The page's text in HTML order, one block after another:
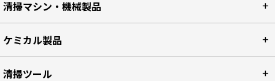
清掃マシン・機械製品
ケミカル製品
清掃ツール